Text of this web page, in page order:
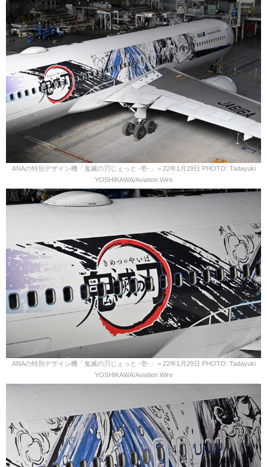
ANAの特別デザイン機「鬼滅の刃じぇっと -壱-」＝22年1月29日 PHOTO: Tadayuki
YOSHIKAWA/Aviation Wire
ANAの特別デザイン機「鬼滅の刃じぇっと -壱-」＝22年1月29日 PHOTO: Tadayuki
YOSHIKAWA/Aviation Wire